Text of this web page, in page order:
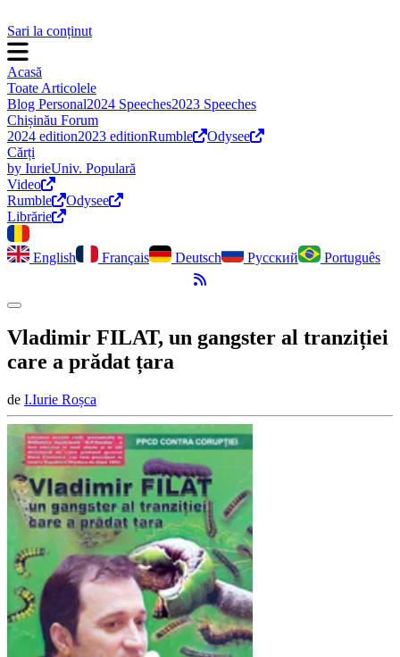
Sari la conținut
Acasă
Toate Articolele
Blog Personal2024 Speeches2023 Speeches
Chișinău Forum
2024 edition2023 editionRumble
Odysee
Cărți
by IurieUniv. Populară
Video
Rumble
Odysee
Librărie
English Français Deutsch Русский
Português
Flux RSS
Comută modul întunecat
Vladimir FILAT, un gangster al tranziției
care a prădat țara
de I.Iurie Roșca